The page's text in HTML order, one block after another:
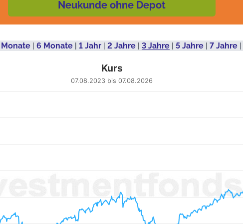
Neukunde ohne Depot
Monate | 6 Monate | 1 Jahr | 2 Jahre | 3 Jahre | 5 Jahre | 7 Jahre |
to 224.94.
Kurs
07.08.2023 bis 07.08.2026